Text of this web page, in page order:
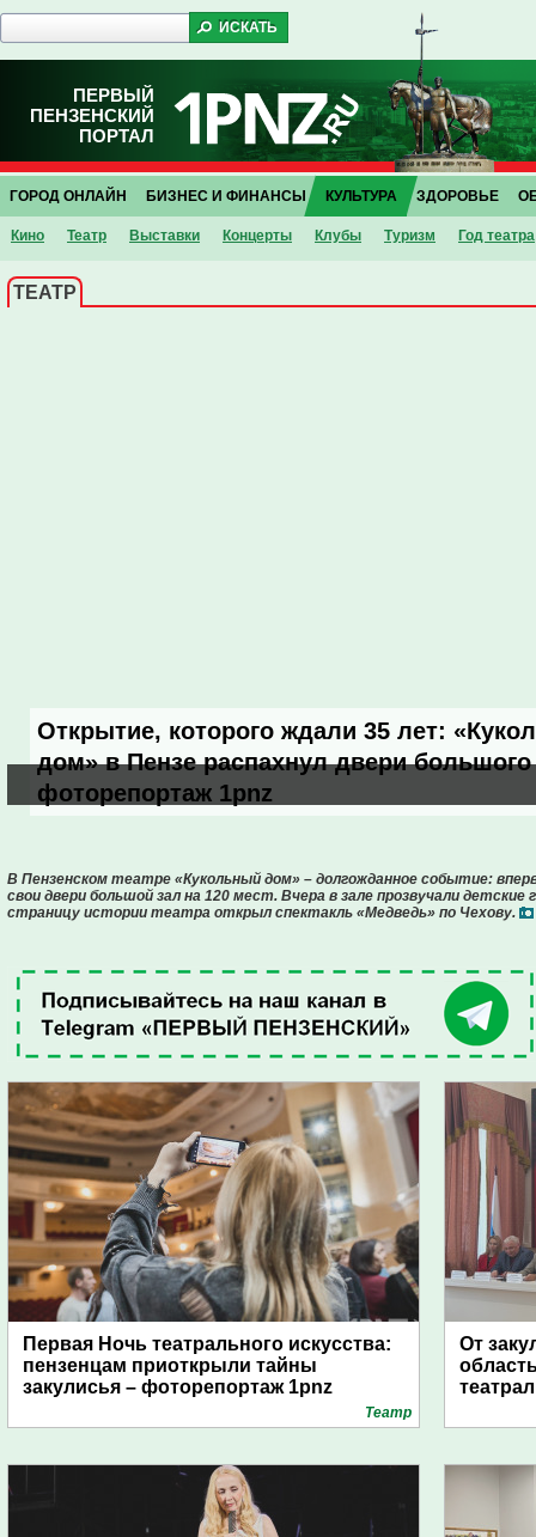
ПЕРВЫЙ
ПЕНЗЕНСКИЙ
ПОРТАЛ
ГОРОД ОНЛАЙН БИЗНЕС И ФИНАНСЫ КУЛЬТУРА
Кино Театр Выставки Концерты Клубы Туризм Год театра
ЗДОРОВЬЕ
ТЕАТР
Открытие, которого ждали 35 лет:
дом» в Пензе распахнул двери большого
фоторепортаж 1pnz
В Пензенском театре «Кукольный дом» – долгожданное событие:
свои двери большой зал на 120 мест. Вчера в зале прозвучали
страницу истории театра открыл спектакль «Медведь» по Чехову.
Первая Ночь театрального искусства:
пензенцам приоткрыли тайны
закулисья – фоторепортаж 1pnz
Театр
От